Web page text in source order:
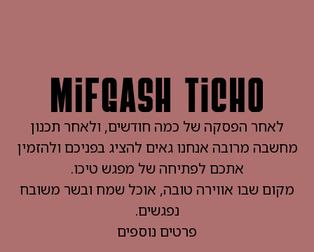
לאחר הפסקה של כמה חודשים, ולאחר תכנון
מחשבה מרובה אנחנו גאים להציג בפניכם ולהזמין
אתכם לפתיחה של מפגש טיכו.
מקום שבו אווירה טובה, אוכל שמח ובשר משובח
נפגשים.
פרטים נוספים